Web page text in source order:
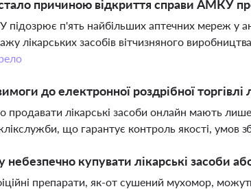
причиною відкриття справи АМКУ
п'ять найбільших аптечних мереж у
лікарських засобів вітчизняного
до електронної роздрібної
продавати лікарські засоби онлайн мають лише
що гарантує контроль якості, умов
небезпечно купувати лікарські засоби
препарати, як-от сушений мухомор,